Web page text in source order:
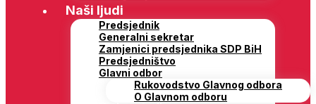
Naši ljudi
Predsjednik
Generalni sekretar
Zamjenici predsjednika SDP BiH
Predsjedništvo
Glavni odbor
Rukovodstvo Glavnog odbora
O Glavnom odboru